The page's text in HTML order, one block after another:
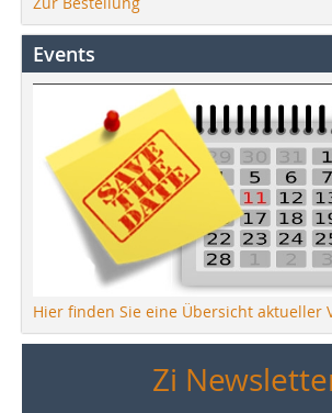
Events
Hier finden Sie eine Übersicht aktueller
Zi